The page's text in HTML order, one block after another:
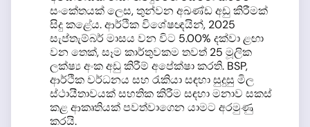
සංකේතයක් ලෙස, තුන්වන අඛණ්ඩ අඩු කිරීමක්
සිදු කළේය. ආර්ථික විශේෂඥයින්, 2025
සැප්තැම්බර් මාසය වන විට 5.00% දක්වා ළඟා
වන තෙක්, සෑම කාර්තුවකම තවත් 25 මූලික
ලක්ෂ්‍ය අංක අඩු කිරීම් අපේක්ෂා කරති. BSP,
ආර්ථික වර්ධනය සහ රැකියා සඳහා සුදුසු මිල
ස්ථායීතාවයක් සහතික කිරීම සඳහා මනාව සකස්
කළ ආකෘතියක් පවත්වාගෙන යාමට අරමුණු
කරයි.